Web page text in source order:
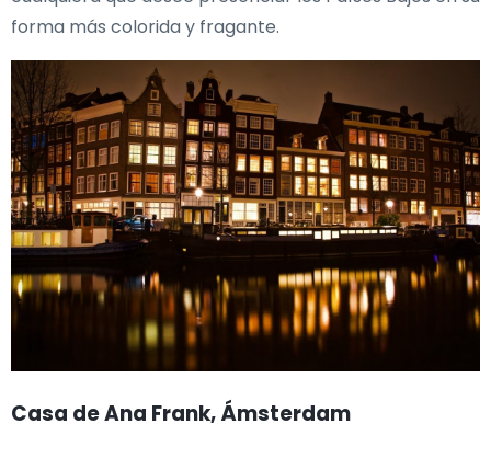
forma más colorida y fragante.
Casa de Ana Frank, Ámsterdam